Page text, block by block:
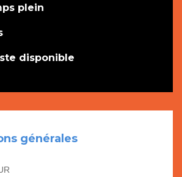
plein
disponible
générales